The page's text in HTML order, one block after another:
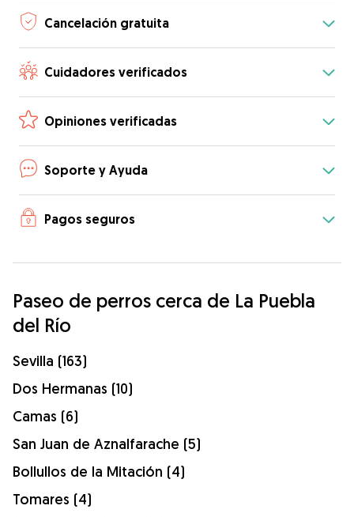
Cancelación gratuita
Cuidadores verificados
Opiniones verificadas
Soporte y Ayuda
Pagos seguros
Paseo de perros cerca de La Puebla
del Río
Sevilla (163)
Dos Hermanas (10)
Camas (6)
San Juan de Aznalfarache (5)
Bollullos de la Mitación (4)
Tomares (4)